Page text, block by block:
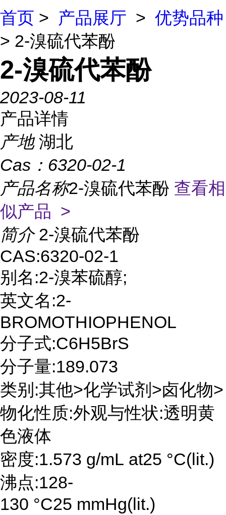
首页 > 产品展厅 > 优势品种
> 2-溴硫代苯酚
2-溴硫代苯酚
2023-08-11
产品详情
产地 湖北
Cas： 6320-02-1
产品名称2-溴硫代苯酚 查看相
似产品 >
简介 2-溴硫代苯酚
CAS:6320-02-1
别名:2-溴苯硫醇;
英文名:2-
BROMOTHIOPHENOL
分子式:C6H5BrS
分子量:189.073
类别:其他>化学试剂>卤化物>
物化性质:外观与性状:透明黄
色液体
密度:1.573 g/mL at25 °C(lit.)
沸点:128-
130 °C25 mmHg(lit.)